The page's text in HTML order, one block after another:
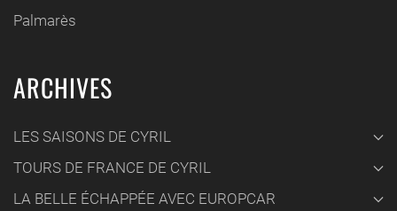
Palmarès
ARCHIVES
LES SAISONS DE CYRIL
TOURS DE FRANCE DE CYRIL
LA BELLE ÉCHAPPÉE AVEC EUROPCAR